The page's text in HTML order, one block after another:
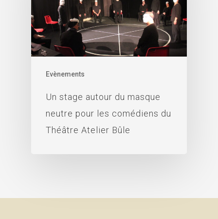
Evènements
Un stage autour du masque
neutre pour les comédiens du
Théâtre Atelier Bûle